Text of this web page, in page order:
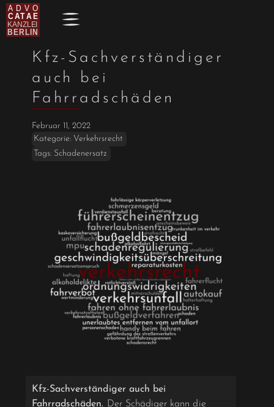
Kfz-Sachverständiger
auch bei
Fahrradschäden
Februar 11, 2022
Kategorie: Verkehrsrecht
Tags: Schadenersatz
Kfz-Sachverständiger auch bei
Fahrradschäden. Der Schädiger kann die